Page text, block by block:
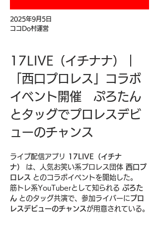
2025年9月5日
ココDo村運営
17LIVE（イチナナ）｜
「西口プロレス」コラボ
イベント開催　ぷろたん
とタッグでプロレスデビ
ューのチャンス
ライブ配信アプリ
17LIVE（イチナ
ナ）
は、人気お笑い系プロレス団体 西口プ
ロレス とのコラボイベントを開始した。
筋トレ系YouTuberとして知られる ぷろた
ん とのタッグ共演で、参加ライバーにプロ
レスデビューのチャンスが用意されている。